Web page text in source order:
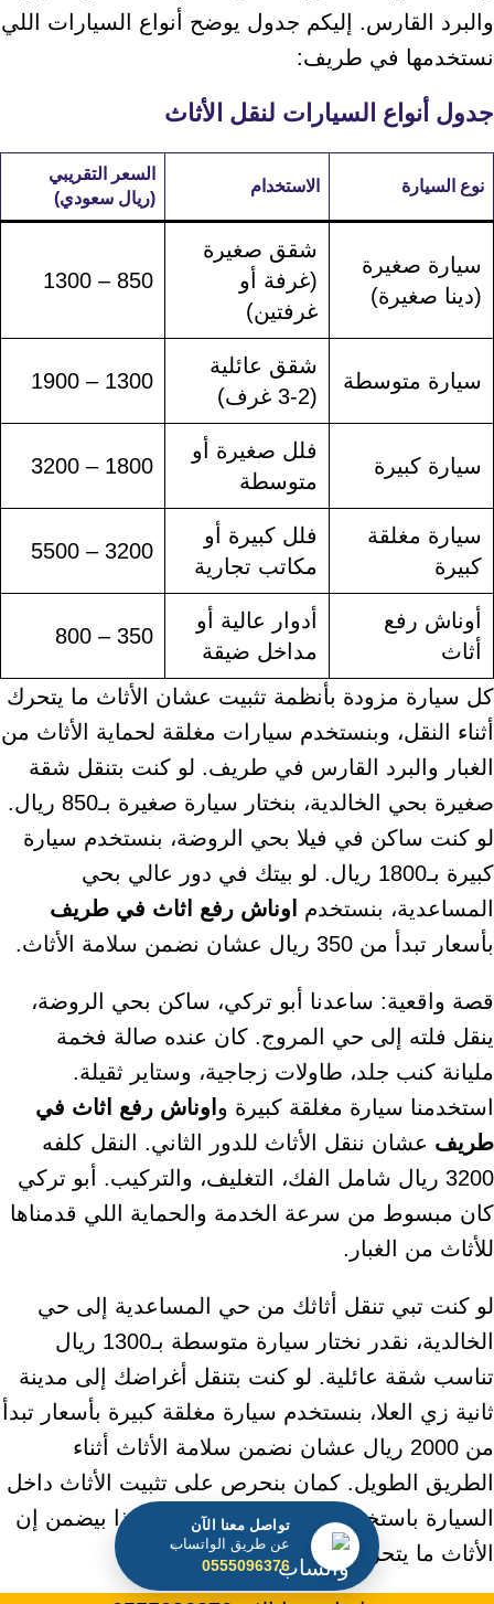
تواصل معنا الآن
عن طريق الواتساب
0555096376
والبرد القارس. إليكم جدول يوضح أنواع السيارات اللي
نستخدمها في طريف:
جدول أنواع السيارات لنقل الأثاث
نوع السيارة الاستخدام
السعر التقريبي
(ريال سعودي)
سيارة صغيرة
(دينا صغيرة)
شقق صغيرة
(غرفة أو
غرفتين)
850 – 1300
سيارة متوسطة
شقق عائلية
(2-3 غرف)
1300 – 1900
سيارة كبيرة
فلل صغيرة أو
متوسطة
1800 – 3200
سيارة مغلقة
كبيرة
فلل كبيرة أو
مكاتب تجارية
3200 – 5500
أوناش رفع
أثاث
أدوار عالية أو
مداخل ضيقة
350 – 800
كل سيارة مزودة بأنظمة تثبيت عشان الأثاث ما يتحرك
أثناء النقل، وبنستخدم سيارات مغلقة لحماية الأثاث من
الغبار والبرد القارس في طريف. لو كنت بتنقل شقة
صغيرة بحي الخالدية، بنختار سيارة صغيرة بـ850 ريال.
لو كنت ساكن في فيلا بحي الروضة، بنستخدم سيارة
كبيرة بـ1800 ريال. لو بيتك في دور عالي بحي
المساعدية، بنستخدم
اوناش رفع اثاث في طريف
بأسعار تبدأ من 350 ريال عشان نضمن سلامة الأثاث.
قصة واقعية: ساعدنا أبو تركي، ساكن بحي الروضة،
ينقل فلته إلى حي المروج. كان عنده صالة فخمة
مليانة كنب جلد، طاولات زجاجية، وستاير ثقيلة.
استخدمنا سيارة مغلقة كبيرة و اوناش رفع اثاث في
طريف عشان ننقل الأثاث للدور الثاني. النقل كلفه
3200 ريال شامل الفك، التغليف، والتركيب. أبو تركي
كان مبسوط من سرعة الخدمة والحماية اللي قدمناها
للأثاث من الغبار.
لو كنت تبي تنقل أثاثك من حي المساعدية إلى حي
الخالدية، نقدر نختار سيارة متوسطة بـ1300 ريال
تناسب شقة عائلية. لو كنت بتنقل أغراضك إلى مدينة
ثانية زي العلا، بنستخدم سيارة مغلقة كبيرة بأسعار تبدأ
من 2000 ريال عشان نضمن سلامة الأثاث أثناء
الطريق الطويل. كمان بنحرص على تثبيت الأثاث داخل
السيارة باستخدام أحزمة تثبيت قوية، وهذا بيضمن إن
الأثاث ما يتحرك أو ينخدش أثناء النقل.